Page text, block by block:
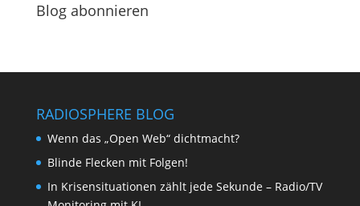
Blog abonnieren
RADIOSPHERE BLOG
Wenn das „Open Web“ dichtmacht?
Blinde Flecken mit Folgen!
In Krisensituationen zählt jede Sekunde – Radio/TV